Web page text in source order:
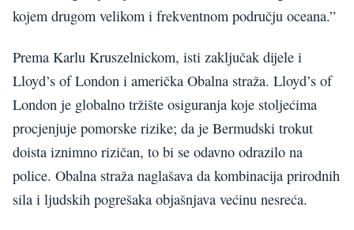
kojem drugom velikom i frekventnom području oceana.”
Prema Karlu Kruszelnickom, isti zaključak dijele i
Lloyd’s of London i američka Obalna straža. Lloyd’s of
London je globalno tržište osiguranja koje stoljećima
procjenjuje pomorske rizike; da je Bermudski trokut
doista iznimno rizičan, to bi se odavno odrazilo na
police. Obalna straža naglašava da kombinacija prirodnih
sila i ljudskih pogrešaka objašnjava većinu nesreća.